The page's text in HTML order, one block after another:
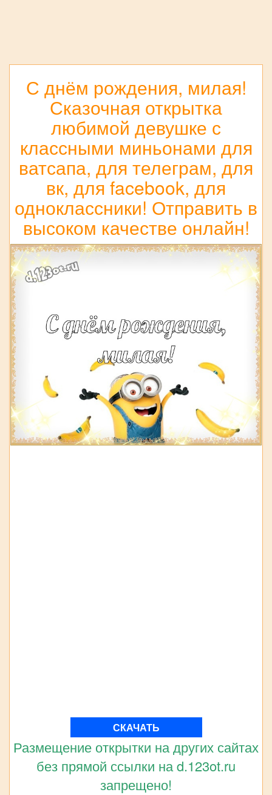
С днём рождения, милая!
Сказочная открытка
любимой девушке с
классными миньонами для
ватсапа, для телеграм, для
вк, для facebook, для
одноклассники! Отправить в
высоком качестве онлайн!
СКАЧАТЬ
Размещение открытки на других сайтах
без прямой ссылки на d.123ot.ru
запрещено!